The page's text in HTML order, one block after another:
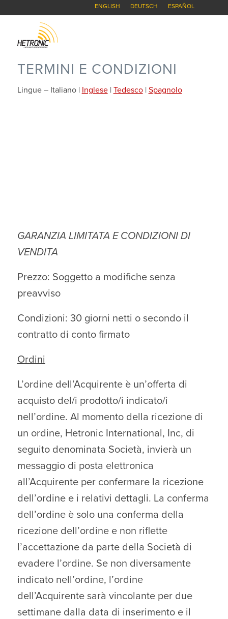
ENGLISH DEUTSCH ESPAÑOL
TERMINI E CONDIZIONI
Lingue – Italiano | Inglese| Tedesco| Spagnolo
GARANZIA LIMITATA E CONDIZIONI DI
VENDITA
Prezzo: Soggetto a modifiche senza
preavviso
Condizioni: 30 giorni netti o secondo il
contratto di conto firmato
Ordini
L’ordine dell’Acquirente è un’offerta di
acquisto del/i prodotto/i indicato/i
nell’ordine. Al momento della ricezione di
un ordine, Hetronic International, Inc, di
seguito denominata Società, invierà un
messaggio di posta elettronica
all’Acquirente per confermare la ricezione
dell’ordine e i relativi dettagli. La conferma
dell’ordine è solo una conferma della
ricezione dell’ordine e non riflette
l’accettazione da parte della Società di
evadere l’ordine. Se non diversamente
indicato nell’ordine, l’ordine
dell’Acquirente sarà vincolante per due
settimane dalla data di inserimento e il